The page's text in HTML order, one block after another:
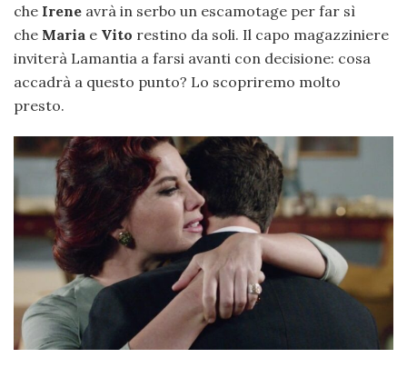
che Irene avrà in serbo un escamotage per far sì
che Maria e Vito restino da soli. Il capo magazziniere
inviterà Lamantia a farsi avanti con decisione: cosa
accadrà a questo punto? Lo scopriremo molto
presto.